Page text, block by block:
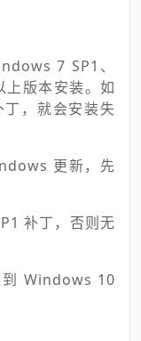
7 SP1、
版本安装。如
，就会安装失
更新，先
补丁，否则无
Windows 10